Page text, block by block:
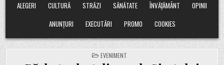
ALEGERI
CULTURĂ STRĂZI SĂNĂTATE ÎNVĂȚĂMÂNT
OPINII
ANUNȚURI
EXECUTĂRI PROMO COOKIES
POSTED
IN
EVENIMENT